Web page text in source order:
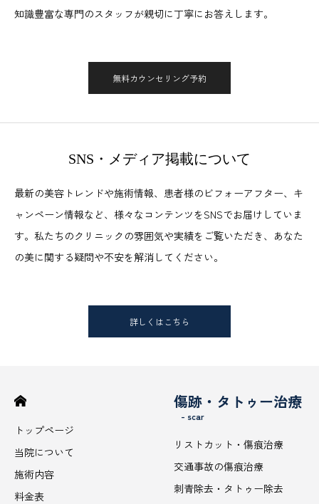
知識豊富な専門のスタッフが親切に丁寧にお答えします。
無料カウンセリング予約
SNS・メディア掲載について
最新の美容トレンドや施術情報、患者様のビフォーアフター、キ
ャンペーン情報など、様々なコンテンツをSNSでお届けしていま
す。私たちのクリニックの雰囲気や実績をご覧いただき、あなた
の美に関する疑問や不安を解消してください。
詳しくはこちら
トップページ
当院について
施術内容
料金表
傷跡・タトゥー治療
- scar
リストカット・傷痕治療
交通事故の傷痕治療
刺青除去・タトゥー除去